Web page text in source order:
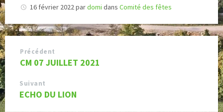
16 février 2022pardomi dans Comité des fêtes
Précédent
CM 07 JUILLET 2021
Suivant
ECHO DU LION